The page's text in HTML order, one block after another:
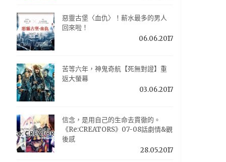
惡靈古堡〈血仇〉！薪水最多的男人
回來啦！
06.06.2017
苦等六年，神鬼奇航【死無對證】重
返大螢幕
03.06.2017
信念，是用自己的生命去貫徹的。
《Re:CREATORS》07-08話劇情&觀
後感
28.05.2017